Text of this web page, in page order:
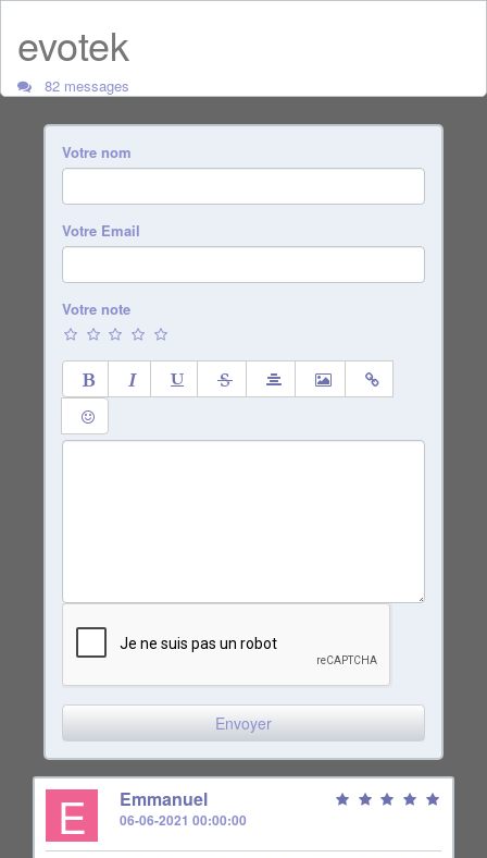
evotek
82 messages
Votre nom
Votre Email
Votre note
E Emmanuel
06-06-2021 00:00:00